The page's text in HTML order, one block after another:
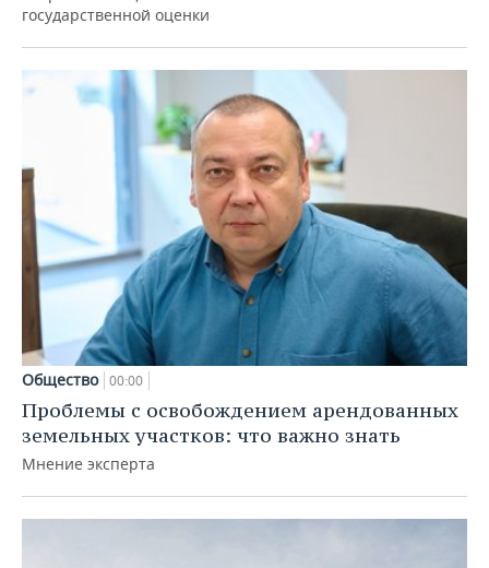
государственной оценки
Общество 00:00
Проблемы с освобождением арендованных
земельных участков: что важно знать
Мнение эксперта